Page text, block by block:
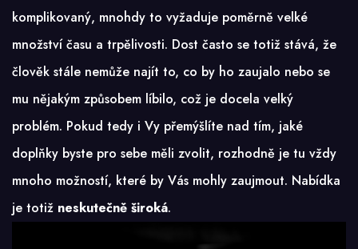
komplikovaný, mnohdy to vyžaduje poměrně velké
množství času a trpělivosti. Dost často se totiž stává, že
člověk stále nemůže najít to, co by ho zaujalo nebo se
mu nějakým způsobem líbilo, což je docela velký
problém. Pokud tedy i Vy přemýšlíte nad tím, jaké
doplňky byste pro sebe měli zvolit, rozhodně je tu vždy
mnoho možností, které by Vás mohly zaujmout. Nabídka
je totiž neskutečně široká.